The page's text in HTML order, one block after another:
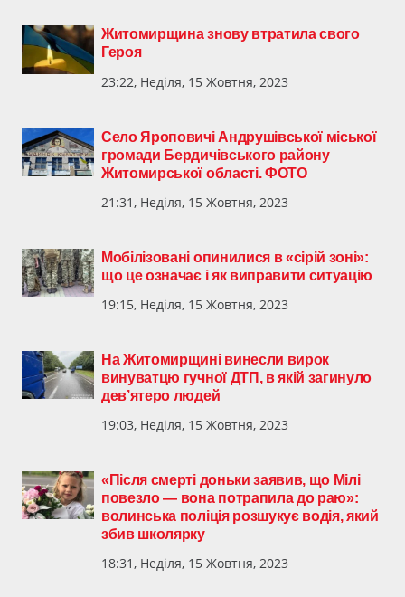
Житомирщина знову втратила свого
Героя
23:22, Неділя, 15 Жовтня, 2023
Село Яроповичі Андрушівської міської
громади Бердичівського району
Житомирської області. ФОТО
21:31, Неділя, 15 Жовтня, 2023
Мобілізовані опинилися в «сірій зоні»:
що це означає і як виправити ситуацію
19:15, Неділя, 15 Жовтня, 2023
На Житомирщині винесли вирок
винуватцю гучної ДТП, в якій загинуло
дев’ятеро людей
19:03, Неділя, 15 Жовтня, 2023
«Після смерті доньки заявив, що Мілі
повезло — вона потрапила до раю»:
волинська поліція розшукує водія, який
збив школярку
18:31, Неділя, 15 Жовтня, 2023